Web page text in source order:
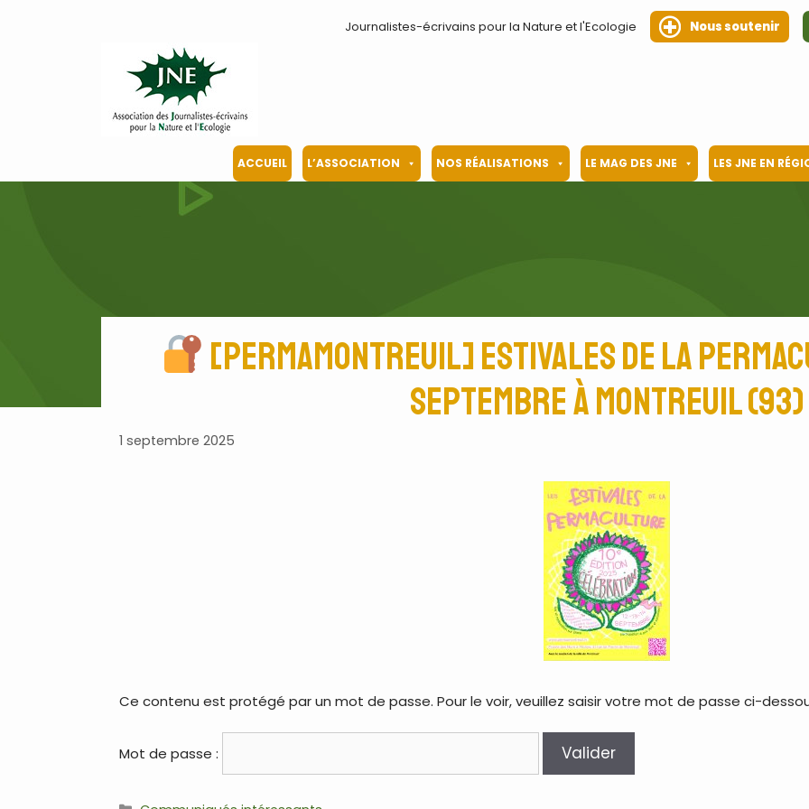
Journalistes-écrivains pour la Nature et l'Ecologie Nous soutenir
ACCUEIL L’ASSOCIATION NOS RÉALISATIONS LE MAG DES JNE LES JNE EN
[PermaMontreuil] Estivales de la
septembre à Montreuil (93)
1 septembre 2025
Ce contenu est protégé par un mot de passe. Pour le voir, veuillez saisir votre mot de passe ci-
Mot de passe :